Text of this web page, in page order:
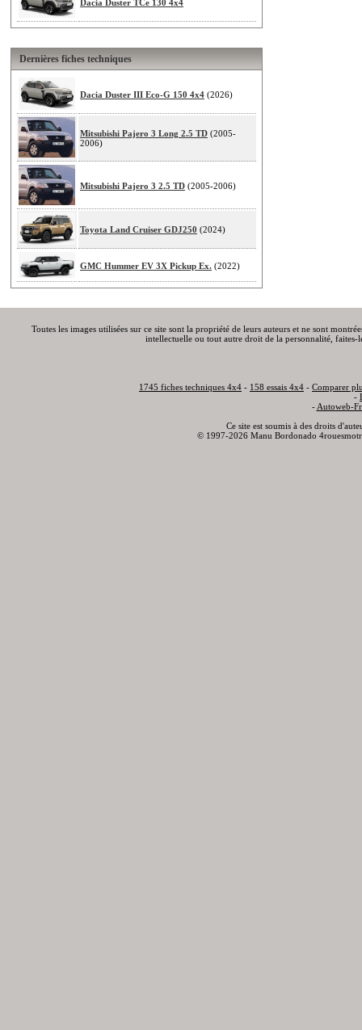
Dacia Duster TCe 130 4x4
Dernières fiches techniques
Dacia Duster III Eco-G 150 4x4 (2026)
Mitsubishi Pajero 3 Long 2.5 TD (2005-
2006)
Mitsubishi Pajero 3 2.5 TD (2005-2006)
Toyota Land Cruiser GDJ250 (2024)
GMC Hummer EV 3X Pickup Ex. (2022)
Toutes les images utilisées sur ce site sont la propriété de leurs auteurs et ne sont
intellectuelle ou tout autre droit de la personnalité,
1745 fiches techniques 4x4 - 158 essais 4x4 - Comparer
-
- Autoweb-
Ce site est soumis à des droits
© 1997-2026 Manu Bordonado